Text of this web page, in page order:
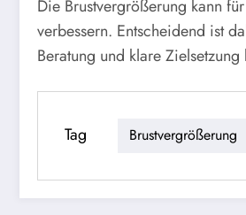
Die Brustvergrößerung kann
verbessern. Entscheidend ist
Beratung und klare
Tag Brustvergrößerung